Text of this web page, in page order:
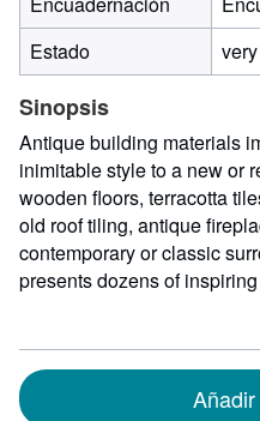
Estado
Sinopsis
Antique building materials
inimitable style to a new or
wooden floors, terracotta
old roof tiling, antique
contemporary or classic
presents dozens of